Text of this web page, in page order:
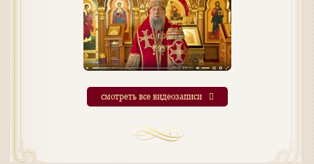
смотреть все видеозаписи